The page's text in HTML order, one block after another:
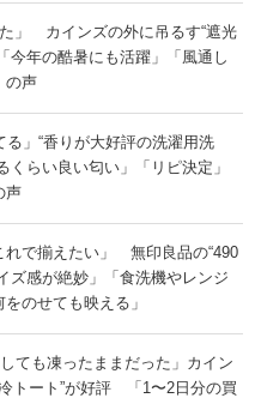
た」 カインズの外に吊るす“遮光
年の酷暑にも活躍」「風通し
の声
る」“香りが大好評の洗濯用洗
くらい良い匂い」「リピ決定」
声
れで揃えたい」 無印良品の“490
ズ感が絶妙」「食洗機やレンジ
のせても映える」
ても凍ったままだった」カイン
トート”が好評 「1〜2日分の買